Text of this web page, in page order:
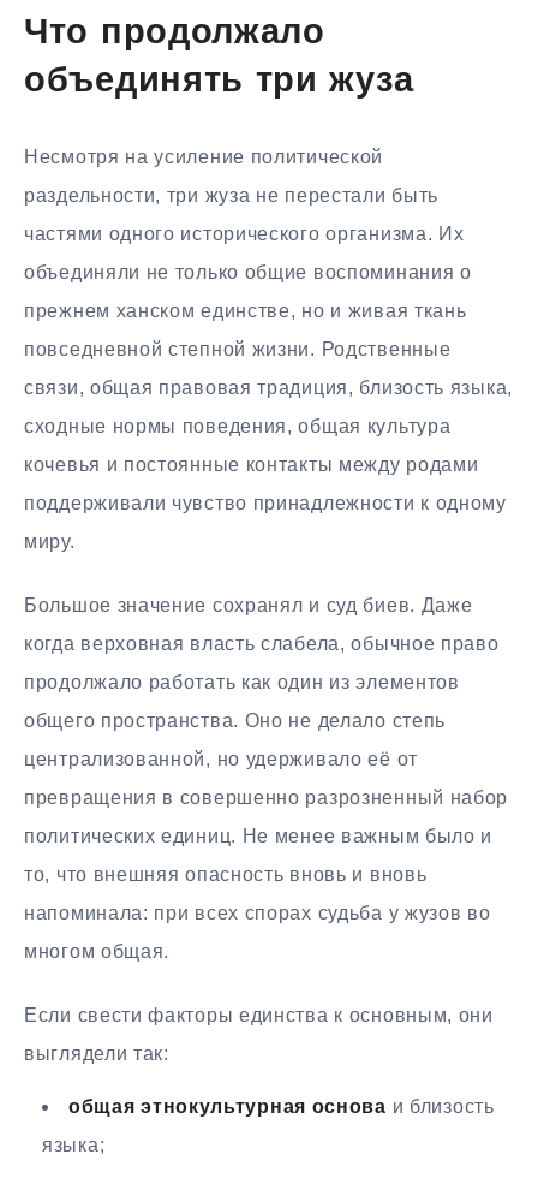
Что продолжало
объединять три жуза
Несмотря на усиление политической
раздельности, три жуза не перестали быть
частями одного исторического организма. Их
объединяли не только общие воспоминания о
прежнем ханском единстве, но и живая ткань
повседневной степной жизни. Родственные
связи, общая правовая традиция, близость языка,
сходные нормы поведения, общая культура
кочевья и постоянные контакты между родами
поддерживали чувство принадлежности к одному
миру.
Большое значение сохранял и суд биев. Даже
когда верховная власть слабела, обычное право
продолжало работать как один из элементов
общего пространства. Оно не делало степь
централизованной, но удерживало её от
превращения в совершенно разрозненный набор
политических единиц. Не менее важным было и
то, что внешняя опасность вновь и вновь
напоминала: при всех спорах судьба у жузов во
многом общая.
Если свести факторы единства к основным, они
выглядели так:
общая этнокультурная основа и близость
языка;